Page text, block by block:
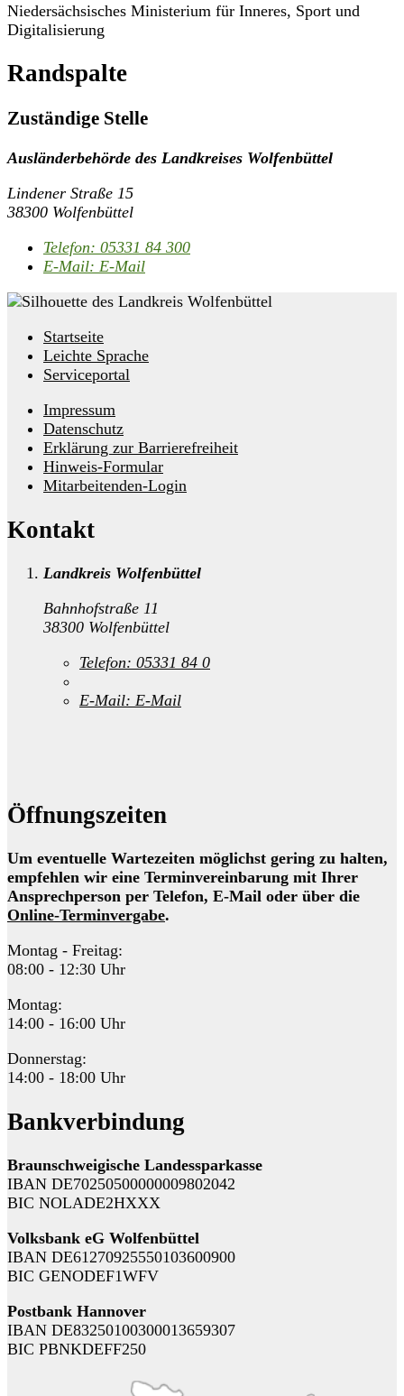
Niedersächsisches Ministerium für Inneres, Sport und
Digitalisierung
Randspalte
Zuständige Stelle
Ausländerbehörde des Landkreises Wolfenbüttel
Lindener Straße 15
38300 Wolfenbüttel
Telefon: 05331 84 300
E-Mail: E-Mail
Startseite
Leichte Sprache
Serviceportal
Impressum
Datenschutz
Erklärung zur Barrierefreiheit
Hinweis-Formular
Mitarbeitenden-Login
Kontakt
Landkreis Wolfenbüttel
Bahnhofstraße 11
38300 Wolfenbüttel
Telefon: 05331 84 0
E-Mail: E-Mail
Öffnungszeiten
Um eventuelle Wartezeiten möglichst gering zu halten,
empfehlen wir eine Terminvereinbarung mit Ihrer
Ansprechperson per Telefon, E-Mail oder über die
Online-Terminvergabe.
Montag - Freitag:
08:00 - 12:30 Uhr
Montag:
14:00 - 16:00 Uhr
Donnerstag:
14:00 - 18:00 Uhr
Bankverbindung
Braunschweigische Landessparkasse
IBAN DE70250500000009802042
BIC NOLADE2HXXX
Volksbank eG Wolfenbüttel
IBAN DE61270925550103600900
BIC GENODEF1WFV
Postbank Hannover
IBAN DE83250100300013659307
BIC PBNKDEFF250